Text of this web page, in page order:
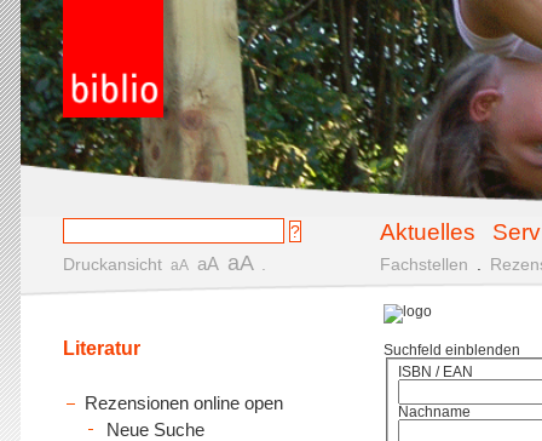
Aktuelles
Druckansicht aA aA aA Fachstellen
Suchfeld einblenden
ISBN / EAN
Nachname
Literatur
Rezensionen online open
Neue Suche